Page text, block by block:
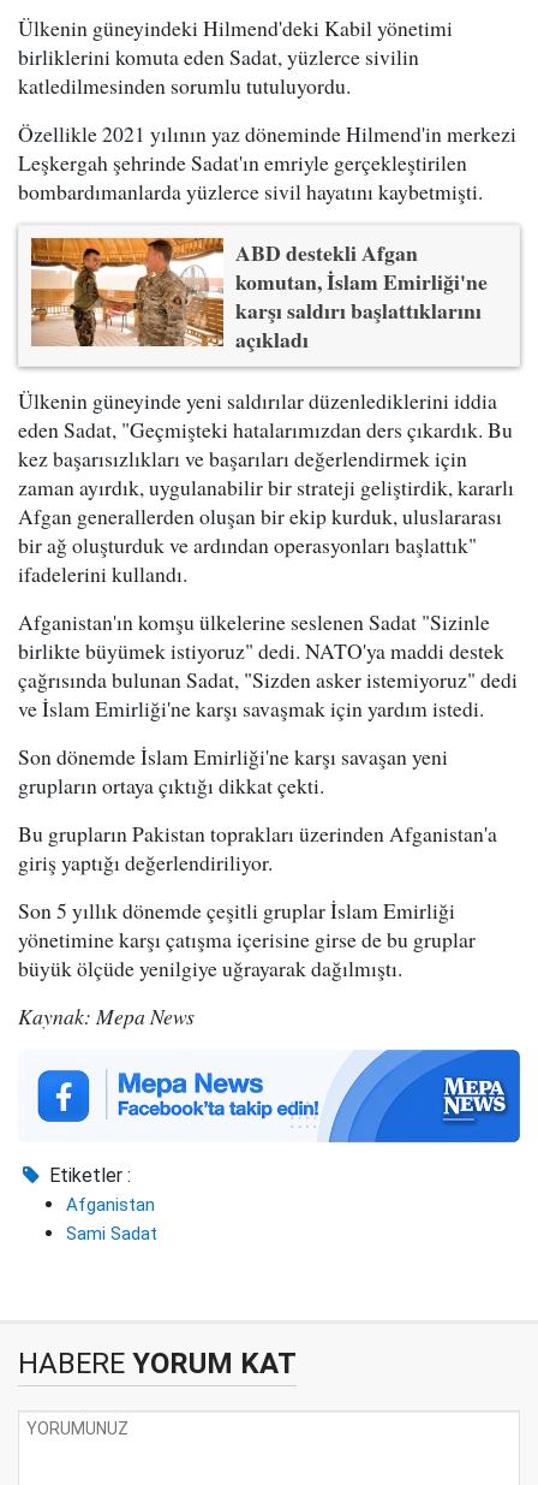
Ülkenin güneyindeki Hilmend'deki Kabil yönetimi
birliklerini komuta eden Sadat, yüzlerce sivilin
katledilmesinden sorumlu tutuluyordu.
Özellikle 2021 yılının yaz döneminde Hilmend'in merkezi
Leşkergah şehrinde Sadat'ın emriyle gerçekleştirilen
bombardımanlarda yüzlerce sivil hayatını kaybetmişti.
ABD destekli Afgan
komutan, İslam Emirliği'ne
karşı saldırı başlattıklarını
açıkladı
Ülkenin güneyinde yeni saldırılar düzenlediklerini iddia
eden Sadat, "Geçmişteki hatalarımızdan ders çıkardık. Bu
kez başarısızlıkları ve başarıları değerlendirmek için
zaman ayırdık, uygulanabilir bir strateji geliştirdik, kararlı
Afgan generallerden oluşan bir ekip kurduk, uluslararası
bir ağ oluşturduk ve ardından operasyonları başlattık"
ifadelerini kullandı.
Afganistan'ın komşu ülkelerine seslenen Sadat "Sizinle
birlikte büyümek istiyoruz" dedi. NATO'ya maddi destek
çağrısında bulunan Sadat, "Sizden asker istemiyoruz" dedi
ve İslam Emirliği'ne karşı savaşmak için yardım istedi.
Son dönemde İslam Emirliği'ne karşı savaşan yeni
grupların ortaya çıktığı dikkat çekti.
Bu grupların Pakistan toprakları üzerinden Afganistan'a
giriş yaptığı değerlendiriliyor.
Son 5 yıllık dönemde çeşitli gruplar İslam Emirliği
yönetimine karşı çatışma içerisine girse de bu gruplar
büyük ölçüde yenilgiye uğrayarak dağılmıştı.
Kaynak: Mepa News
Etiketler :
Afganistan
Sami Sadat
HABERE YORUM KAT